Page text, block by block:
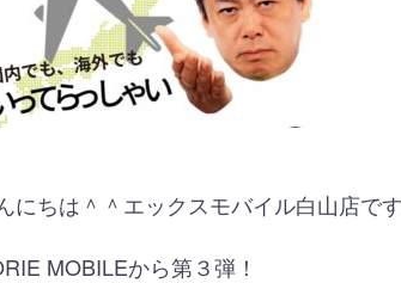
にちは＾＾エックスモバイル白山店です
MOBILEから第３弾！